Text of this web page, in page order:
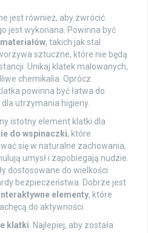
jest również, aby zwrócić
jest wykonana. Powinna być
, takich jak stal
sztuczne, które nie będą
Unikaj klatek malowanych,
chemikalia. Oprócz
powinna być łatwa do
utrzymania higieny.
istotny element klatki dla
do wspinaczki, które
się w naturalne zachowania,
umysł i zapobiegają nudzie.
dostosowane do wielkości
bezpieczeństwa. Dobrze jest
elementy, które
do aktywności.
klatki. Najlepiej, aby została